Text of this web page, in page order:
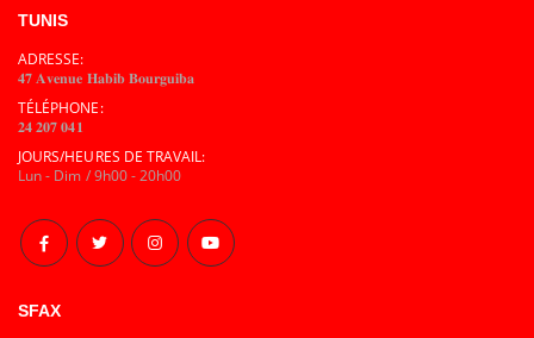
TUNIS
ADRESSE:
𝟒𝟕 𝐀𝐯𝐞𝐧𝐮𝐞 𝐇𝐚𝐛𝐢𝐛 𝐁𝐨𝐮𝐫𝐠𝐮𝐢𝐛𝐚
TÉLÉPHONE:
𝟐𝟒 𝟐𝟎𝟕 𝟎𝟒𝟏
JOURS/HEURES DE TRAVAIL:
Lun - Dim / 9h00 - 20h00
SFAX